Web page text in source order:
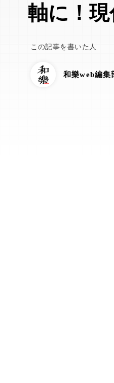
軸に！
この記事を書いた人
和樂web編集